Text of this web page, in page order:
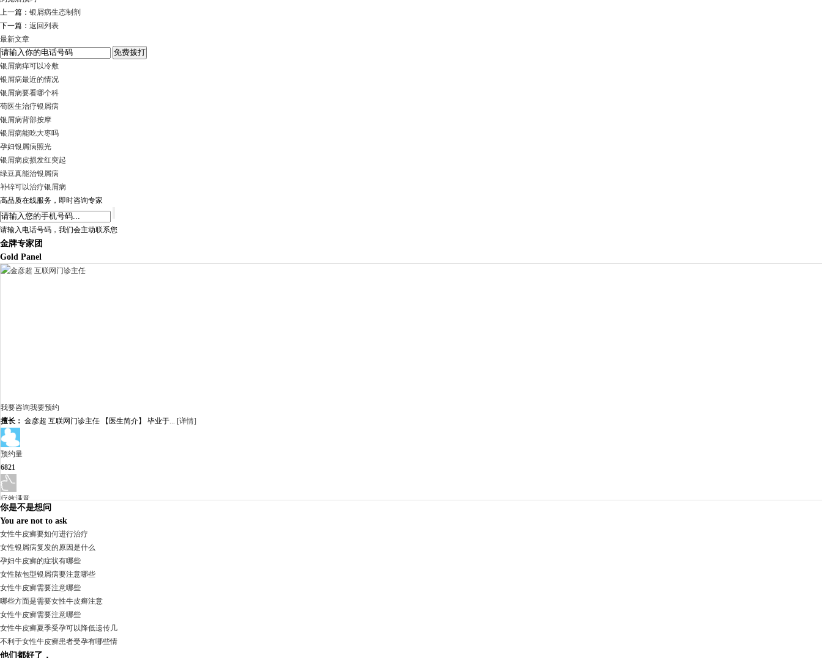
上一篇： 银屑病生态制剂
下一篇： 返回列表
最新文章
银屑病痒可以冷敷
银屑病最近的情况
银屑病要看哪个科
苟医生治疗银屑病
银屑病背部按摩
银屑病能吃大枣吗
孕妇银屑病照光
银屑病皮损发红突起
绿豆真能治银屑病
补锌可以治疗银屑病
高品质在线服务，即时咨询专家
请输入电话号码，我们会主动联系您
金牌专家团
Gold Panel
我要咨询我要预约
擅长： 金彦超 互联网门诊主任 【医生简介】 毕业于... [详情]
预约量
6821
疗效满意
98%
你是不是想问
You are not to ask
女性牛皮癣要如何进行治疗
女性银屑病复发的原因是什么
孕妇牛皮癣的症状有哪些
女性脓包型银屑病要注意哪些
女性牛皮癣需要注意哪些
哪些方面是需要女性牛皮癣注意
女性牛皮癣需要注意哪些
女性牛皮癣夏季受孕可以降低遗传几
不利于女性牛皮癣患者受孕有哪些情
他们都好了，